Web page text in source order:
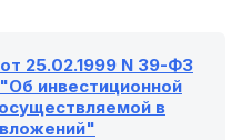
25.02.1999 N 39-ФЗ
инвестиционной
в